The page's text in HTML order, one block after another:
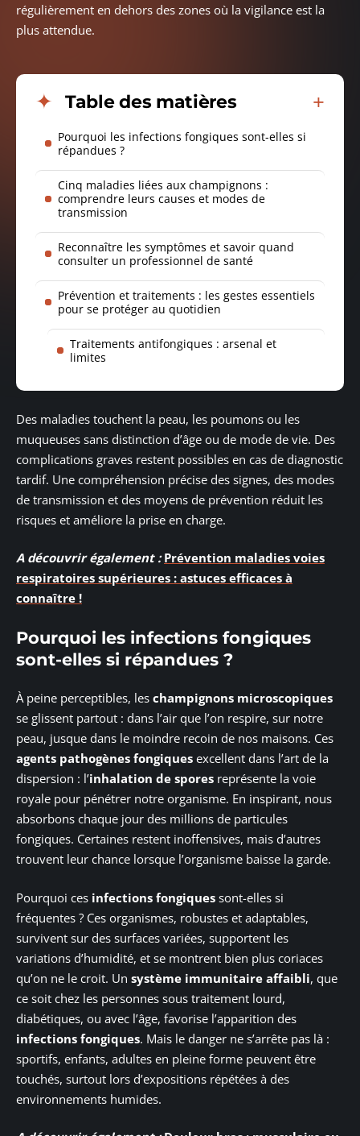
régulièrement en dehors des zones où la vigilance est la
plus attendue.
Table des matières
Pourquoi les infections fongiques sont-elles si
répandues ?
Cinq maladies liées aux champignons :
comprendre leurs causes et modes de
transmission
Reconnaître les symptômes et savoir quand
consulter un professionnel de santé
Prévention et traitements : les gestes essentiels
pour se protéger au quotidien
Traitements antifongiques : arsenal et
limites
Des maladies touchent la peau, les poumons ou les
muqueuses sans distinction d’âge ou de mode de vie. Des
complications graves restent possibles en cas de diagnostic
tardif. Une compréhension précise des signes, des modes
de transmission et des moyens de prévention réduit les
risques et améliore la prise en charge.
A découvrir également : Prévention maladies voies
respiratoires supérieures : astuces efficaces à
connaître !
Pourquoi les infections fongiques
sont-elles si répandues ?
À peine perceptibles, les champignons microscopiques
se glissent partout : dans l’air que l’on respire, sur notre
peau, jusque dans le moindre recoin de nos maisons. Ces
agents pathogènes fongiques excellent dans l’art de la
dispersion : l’inhalation de spores représente la voie
royale pour pénétrer notre organisme. En inspirant, nous
absorbons chaque jour des millions de particules
fongiques. Certaines restent inoffensives, mais d’autres
trouvent leur chance lorsque l’organisme baisse la garde.
Pourquoi ces infections fongiques sont-elles si
fréquentes ? Ces organismes, robustes et adaptables,
survivent sur des surfaces variées, supportent les
variations d’humidité, et se montrent bien plus coriaces
qu’on ne le croit. Un système immunitaire affaibli, que
ce soit chez les personnes sous traitement lourd,
diabétiques, ou avec l’âge, favorise l’apparition des
infections fongiques. Mais le danger ne s’arrête pas là :
sportifs, enfants, adultes en pleine forme peuvent être
touchés, surtout lors d’expositions répétées à des
environnements humides.